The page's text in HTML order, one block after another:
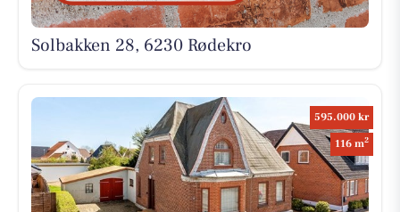
Solbakken 28, 6230 Rødekro
595.000 kr
116 m2